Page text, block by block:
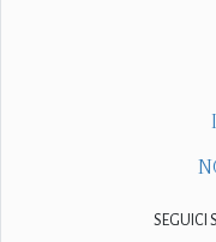
SEGUICI